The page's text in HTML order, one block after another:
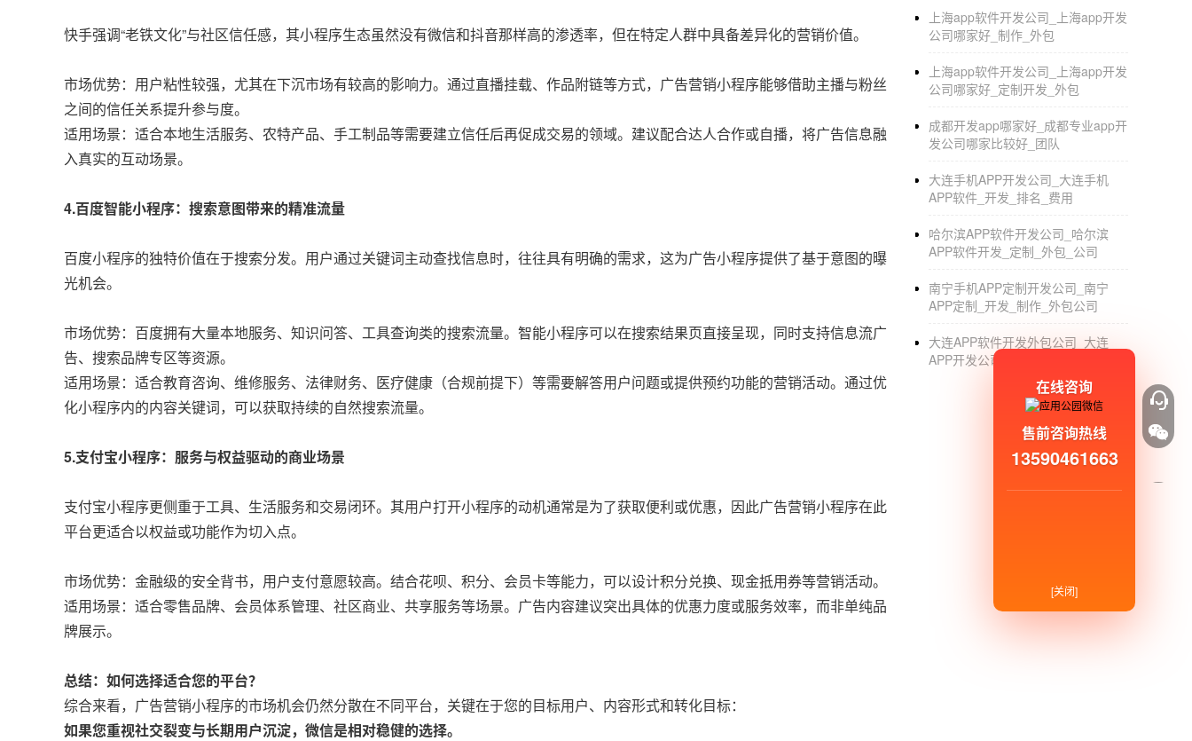
快手强调“老铁文化”与社区信任感，其小程序生态虽然没有微信和抖音那样高的渗透率，但在特定人群中具备差异化的营销价值。
市场优势：用户粘性较强，尤其在下沉市场有较高的影响力。通过直播挂载、作品附链等方式，广告营销小程序能够借助主播与粉丝
之间的信任关系提升参与度。
适用场景：适合本地生活服务、农特产品、手工制品等需要建立信任后再促成交易的领域。建议配合达人合作或自播，将广告信息融
入真实的互动场景。
4.百度智能小程序：搜索意图带来的精准流量
百度小程序的独特价值在于搜索分发。用户通过关键词主动查找信息时，往往具有明确的需求，这为广告小程序提供了基于意图的曝
光机会。
市场优势：百度拥有大量本地服务、知识问答、工具查询类的搜索流量。智能小程序可以在搜索结果页直接呈现，同时支持信息流广
告、搜索品牌专区等资源。
适用场景：适合教育咨询、维修服务、法律财务、医疗健康（合规前提下）等需要解答用户问题或提供预约功能的营销活动。通过优
化小程序内的内容关键词，可以获取持续的自然搜索流量。
5.支付宝小程序：服务与权益驱动的商业场景
支付宝小程序更侧重于工具、生活服务和交易闭环。其用户打开小程序的动机通常是为了获取便利或优惠，因此广告营销小程序在此
平台更适合以权益或功能作为切入点。
市场优势：金融级的安全背书，用户支付意愿较高。结合花呗、积分、会员卡等能力，可以设计积分兑换、现金抵用券等营销活动。
适用场景：适合零售品牌、会员体系管理、社区商业、共享服务等场景。广告内容建议突出具体的优惠力度或服务效率，而非单纯品
牌展示。
总结：如何选择适合您的平台？
综合来看，广告营销小程序的市场机会仍然分散在不同平台，关键在于您的目标用户、内容形式和转化目标：
如果您重视社交裂变与长期用户沉淀，微信是相对稳健的选择。
上海app软件开发公司_上海app开发
公司哪家好_制作_外包
上海app软件开发公司_上海app开发
公司哪家好_定制开发_外包
成都开发app哪家好_成都专业app开
发公司哪家比较好_团队
大连手机APP开发公司_大连手机
APP软件_开发_排名_费用
哈尔滨APP软件开发公司_哈尔滨
APP软件开发_定制_外包_公司
南宁手机APP定制开发公司_南宁
APP定制_开发_制作_外包公司
大连APP软件开发外包公司_大连
APP开发公司哪家好_制作_外包
在线咨询
售前咨询热线
13590461663
[关闭]